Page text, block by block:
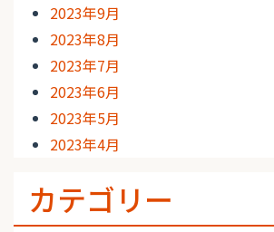
2023年9月
2023年8月
2023年7月
2023年6月
2023年5月
2023年4月
カテゴリー